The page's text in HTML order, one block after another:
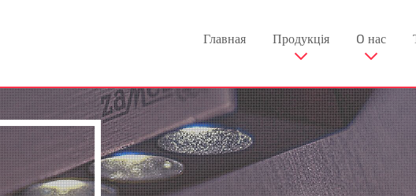
Главная Продукція O нас